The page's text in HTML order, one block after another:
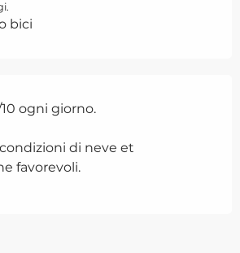
bici
10 ogni giorno.
di neve et
favorevoli.